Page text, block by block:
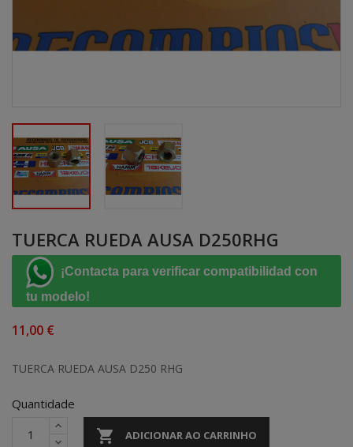
TUERCA RUEDA AUSA D250RHG
¡Contacta para verificar compatibilidad con
tu modelo!
11,00 €
TUERCA RUEDA AUSA D250 RHG
Quantidade
 ADICIONAR AO CARRINHO